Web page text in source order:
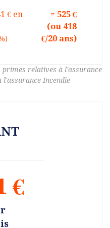
€ en
= 525 €
(ou 418
€/20 ans)
primes relatives à l'assurance
l'assurance Incendie
€